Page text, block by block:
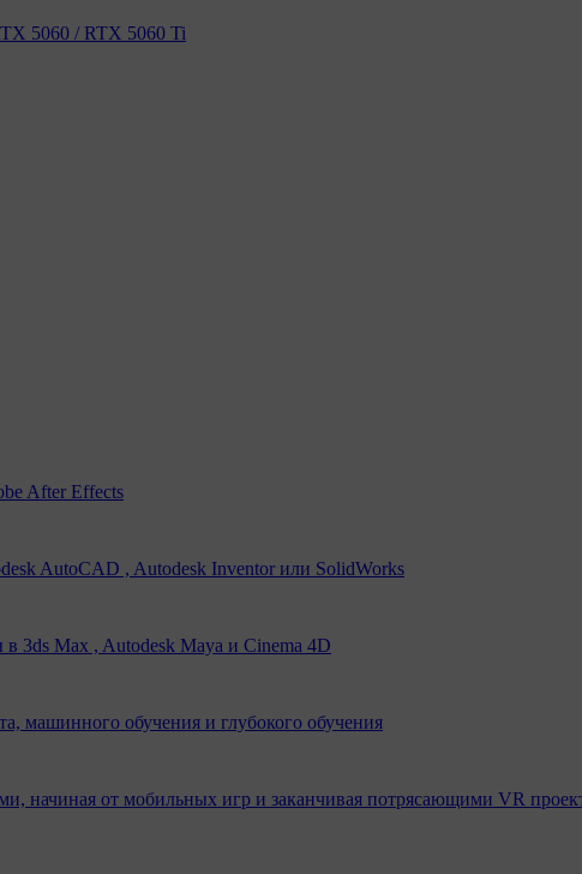
5060 / RTX 5060 Ti
After Effects
AutoCAD , Autodesk Inventor или SolidWorks
в 3ds Max , Autodesk Maya и Cinema 4D
машинного обучения и глубокого обучения
начиная от мобильных игр и заканчивая потрясающими VR